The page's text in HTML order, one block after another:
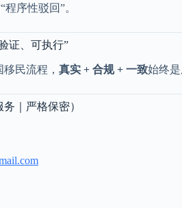
“程序性驳回”。
证、可执行”
民流程， 真实 + 合规 + 一致始终
｜严格保密）